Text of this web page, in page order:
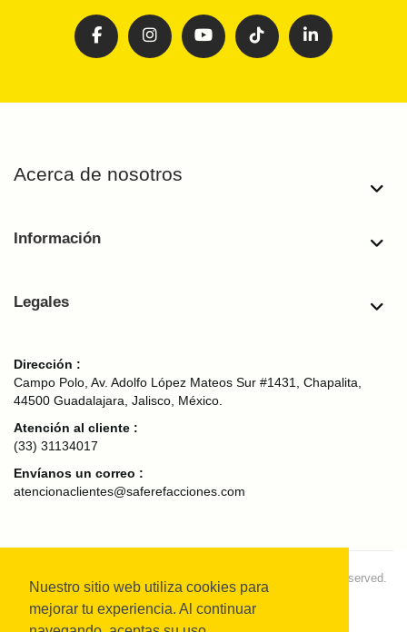
Nuestro sitio web utiliza cookies para
mejorar tu experiencia. Al continuar
Acerca de nosotros
Información
Legales
Dirección :
Campo Polo, Av. Adolfo López Mateos Sur #1431, Chapalita,
44500 Guadalajara, Jalisco, México.
Atención al cliente :
(33) 31134017
Envíanos un correo :
atencionaclientes@saferefacciones.com
Copyright © 2024 SAFE Refacciones Originales. All rights reserved.